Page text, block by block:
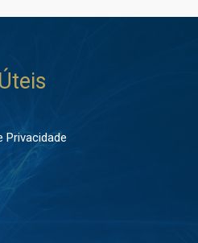
Privacidade